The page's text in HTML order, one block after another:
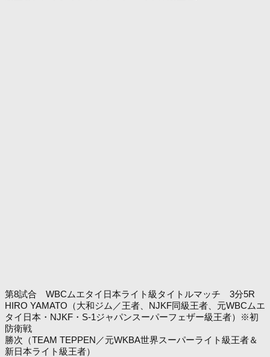
第8試合 WBCムエタイ日本ライト級タイトルマッチ 3分5R
HIRO YAMATO（大和ジム／王者、NJKF同級王者、元WBCムエ
タイ日本・NJKF・S-1ジャパンスーパーフェザー級王者）※初
防衛戦
勝次（TEAM TEPPEN／元WKBA世界スーパーライト級王者＆
新日本ライト級王者）